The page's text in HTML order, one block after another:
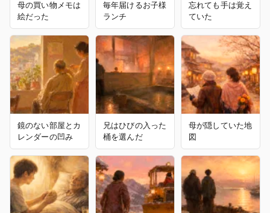
母の買い物メモは
絵だった
毎年届けるお子様
ランチ
忘れても手は覚え
ていた
鏡のない部屋とカ
レンダーの凹み
兄はひびの入った
桶を選んだ
母が隠していた地
図